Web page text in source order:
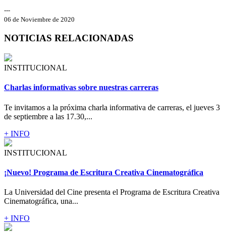
---
06 de Noviembre de 2020
NOTICIAS RELACIONADAS
INSTITUCIONAL
Charlas informativas sobre nuestras carreras
Te invitamos a la próxima charla informativa de carreras, el jueves 3
de septiembre a las 17.30,...
+ INFO
INSTITUCIONAL
¡Nuevo! Programa de Escritura Creativa Cinematográfica
La Universidad del Cine presenta el Programa de Escritura Creativa
Cinematográfica, una...
+ INFO